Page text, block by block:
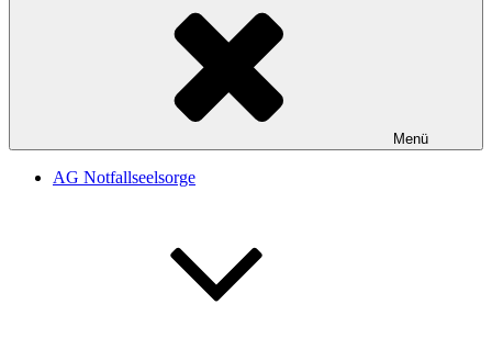
Menü
AG Notfallseelsorge